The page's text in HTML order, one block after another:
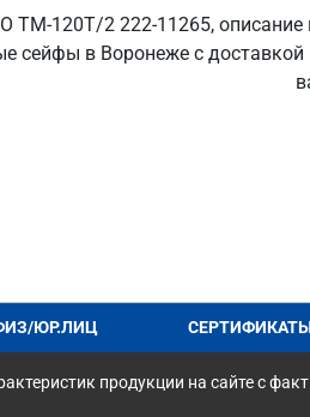
TM-120T/2 222-11265,
сейфы в Воронеже с
ЮР.ЛИЦ
продукции на сайте с